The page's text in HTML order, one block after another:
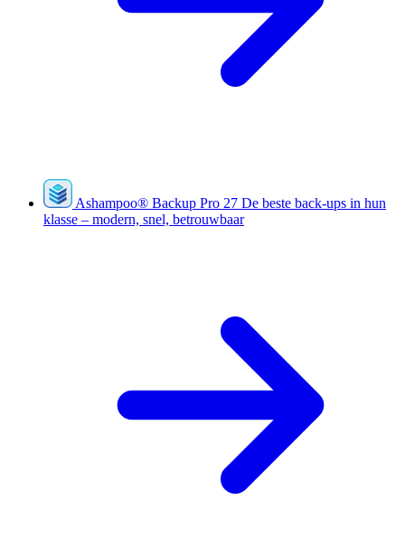
Ashampoo® Backup Pro 27 De beste back-ups in hun
klasse – modern, snel, betrouwbaar